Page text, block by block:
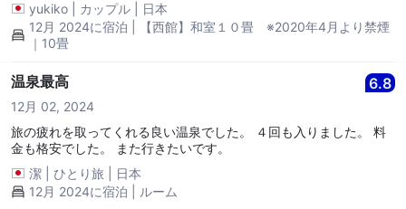
yukiko
カップル
日本
12月 2024に宿泊 | 【西館】和室１０畳 ※2020年4月より禁煙
｜10畳
温泉最高 6.8
12月 02, 2024
旅の疲れを取ってくれる良い温泉でした。 ４回も入りました。 料
金も格安でした。 また行きたいです。
潔
ひとり旅
日本
12月 2024に宿泊 | ルーム